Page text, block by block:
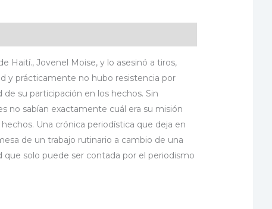
Haití., Jovenel Moise, y lo asesinó a tiros,
y prácticamente no hubo resistencia por
su participación en los hechos. Sin
no sabían exactamente cuál era su misión
Una crónica periodística que deja en
de un trabajo rutinario a cambio de una
que solo puede ser contada por el periodismo